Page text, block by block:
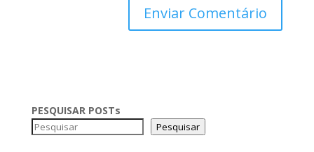
PESQUISAR POSTs
Pesquisar